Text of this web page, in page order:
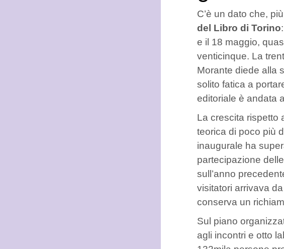
C’è un dato che,
del Libro di Torino
e il 18 maggio,
venticinque. La
Morante diede alla
solito fatica a
editoriale è andata
La crescita rispetto
teorica di poco più
inaugurale ha
partecipazione
sull’anno
visitatori arrivava
conserva un
Sul piano
agli incontri e otto